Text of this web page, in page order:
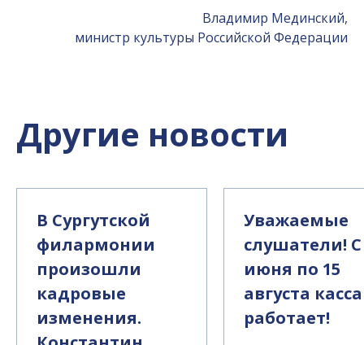
Владимир Мединский,
министр культуры Российской Федерации
Другие новости
В Сургутской
филармонии
произошли
кадровые
изменения.
Уважаемые
слушатели! С
июня по 15
августа
работает!